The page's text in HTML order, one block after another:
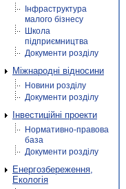
Інфраструктура
малого бізнесу
Школа
підприємництва
Документи розділу
Міжнародні відносини
Новини розділу
Документи розділу
Інвестиційні проекти
Нормативно-правова
база
Документи розділу
Енергозбереження,
Екологія